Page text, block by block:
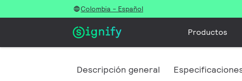
Colombia - Español
Productos
Descripción general